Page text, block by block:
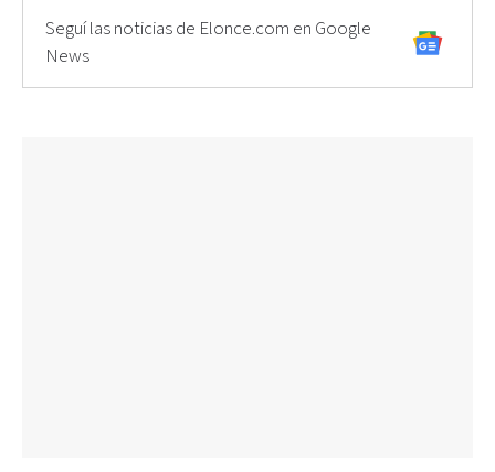
Seguí las noticias de Elonce.com en Google
News